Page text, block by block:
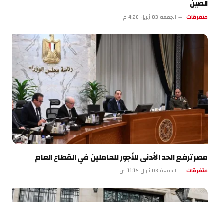
الصين
متفرقات الجمعة 03 أبريل 4:20 م
مصر ترفع الحد الأدنى للأجور للعاملين في القطاع العام
متفرقات الجمعة 03 أبريل 11:19 ص